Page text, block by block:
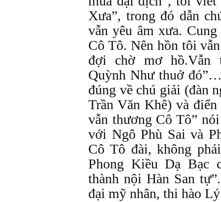
Xưa”, trong đó dẫn
vẫn yêu âm xưa.
Cô Tô. Nên hồn tôi
đợi chờ mơ hồ.Vẫn
Quỳnh Như thuở
đúng về chú giải (đàn
Trần Văn Khê) và
vẫn thương Cô Tô”
với Ngô Phù Sai và
Cô Tô đài, không
Phong Kiều Dạ Bạc
thành nội Hàn San
đại mỹ nhân, thi hào